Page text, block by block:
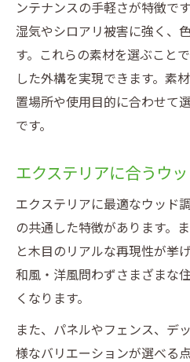
ンテナンスの手軽さが特徴で
湿気やシロアリ被害に強く、
す。これらの素材を選ぶこと
した外構を実現できます。素
置場所や使用目的に合わせて
です。
エクステリアに合うウ
エクステリアに最適なウッド
の共通した特徴があります。
と木目のリアルな再現性が挙
和風・洋風問わずさまざまな
くなります。
また、パネルやフェンス、デ
様なバリエーションが選べる